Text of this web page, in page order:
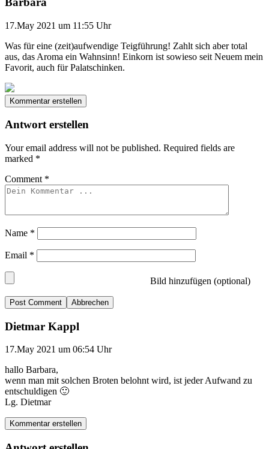
17.May 2021 um 11:55 Uhr
Was für eine (zeit)aufwendige Teigführung! Zahlt sich aber total
aus, das Aroma ein Wahnsinn! Einkorn ist sowieso seit Neuem mein
Favorit, auch für Palatschinken.
Kommentar erstellen
Antwort erstellen
Your email address will not be published. Required fields are
marked *
Comment *
Name *
Email *
Bild hinzufügen (optional)
Abbrechen
Dietmar Kappl
17.May 2021 um 06:54 Uhr
hallo Barbara,
wenn man mit solchen Broten belohnt wird, ist jeder Aufwand zu
entschuldigen 🙂
Lg. Dietmar
Kommentar erstellen